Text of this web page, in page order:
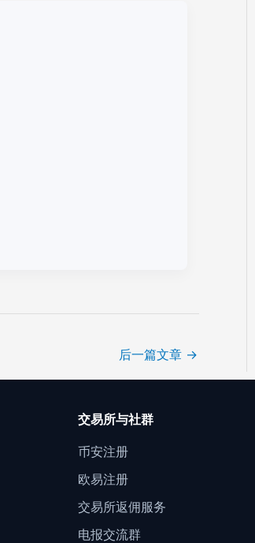
后一篇文章 →
交易所与社群
币安注册
欧易注册
交易所返佣服务
电报交流群